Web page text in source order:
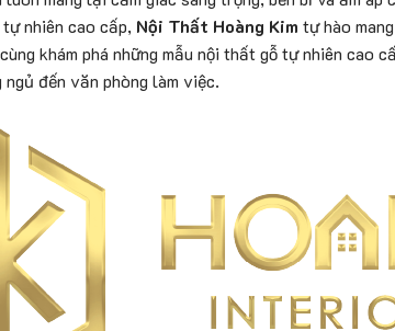
nhiên cao cấp, Nội Thất Hoàng Kim tự hào
khám phá những mẫu nội thất gỗ tự nhiên cao
ngủ đến văn phòng làm việc.